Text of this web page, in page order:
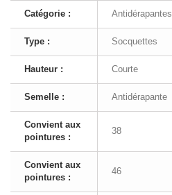
Catégorie : Antidérapantes
Type : Socquettes
Hauteur : Courte
Semelle : Antidérapante
Convient aux
pointures :
38
Convient aux
pointures :
46